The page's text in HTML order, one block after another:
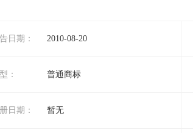
日期： 2010-08-20
： 普通商标
日期： 暂无